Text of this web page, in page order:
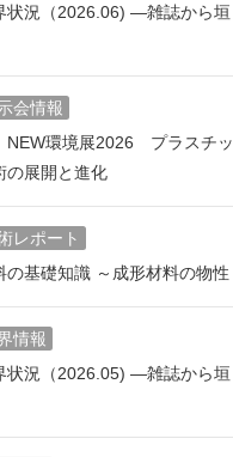
状況（2026.06) ―雑誌から垣
会情報
環境展2026 プラスチッ
の展開と進化
レポート
の基礎知識 ～成形材料の物性
情報
状況（2026.05) ―雑誌から垣